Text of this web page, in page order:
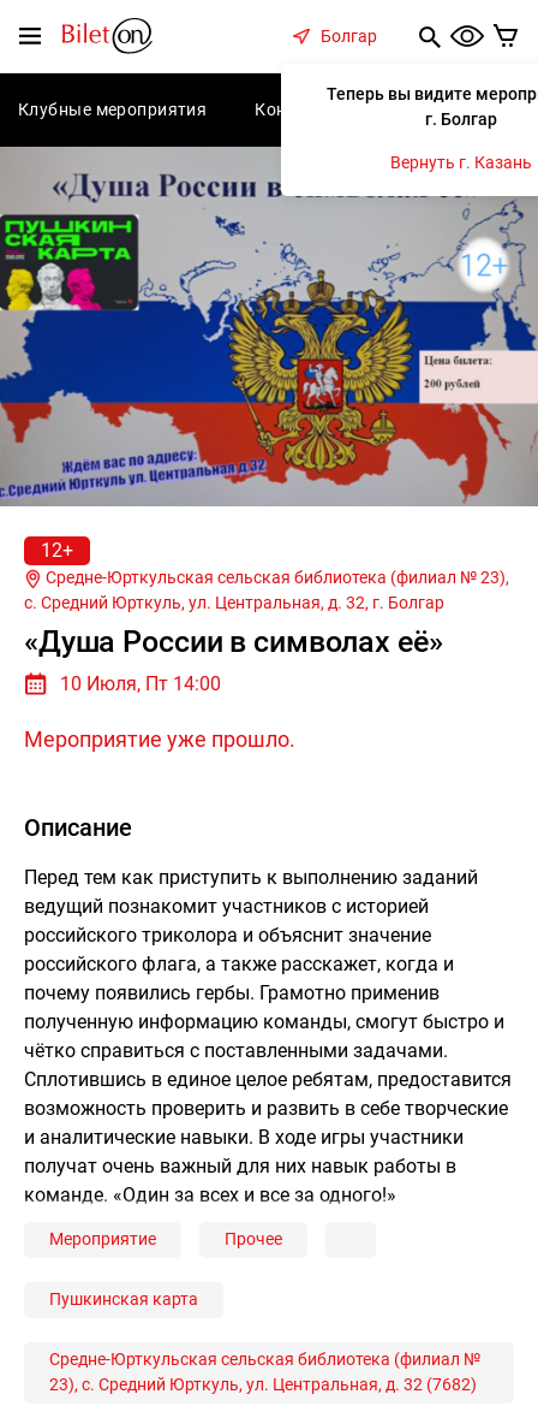
Меню
Болгар
Теперь вы видите
г. Болгар
Вернуть г. Казань
Клубные мероприятия Концерты Спектакли
12+
с. Средний Юрткуль, ул. Центральная, д. 32, г. Болгар
«Душа России в символах её»
10 Июля, Пт 14:00
Мероприятие уже прошло.
Описание
Перед тем как приступить к выполнению заданий
ведущий познакомит участников с историей
российского триколора и объяснит значение
российского флага, а также расскажет, когда и
почему появились гербы. Грамотно применив
полученную информацию команды, смогут быстро и
чётко справиться с поставленными задачами.
Сплотившись в единое целое ребятам, предоставится
возможность проверить и развить в себе творческие
и аналитические навыки. В ходе игры участники
получат очень важный для них навык работы в
команде. «Один за всех и все за одного!»
Мероприятие Прочее
Пушкинская карта
Средне-Юрткульская сельская библиотека (филиал №
23), с. Средний Юрткуль, ул. Центральная, д. 32 (7682)